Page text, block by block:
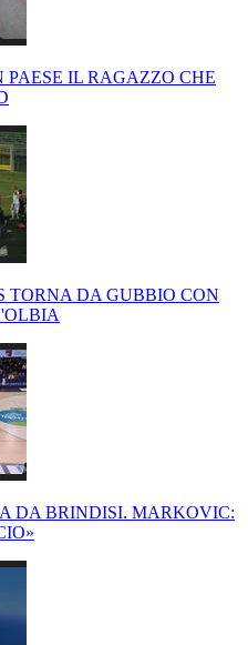
IL RAGAZZO CHE
TORNA DA GUBBIO CON
DA BRINDISI. MARKOVIC: